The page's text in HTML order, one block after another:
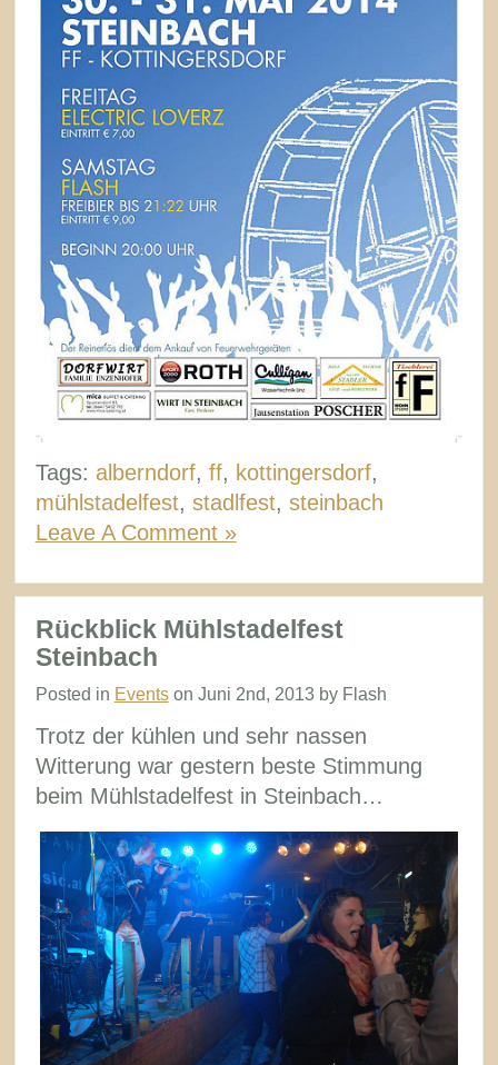
Tags: alberndorf, ff, kottingersdorf,
mühlstadelfest, stadlfest, steinbach
Leave A Comment »
Rückblick Mühlstadelfest
Steinbach
Posted in Eventson Juni 2nd, 2013 by Flash
Trotz der kühlen und sehr nassen
Witterung war gestern beste Stimmung
beim Mühlstadelfest in Steinbach…